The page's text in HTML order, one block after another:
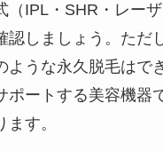
（IPL・SHR・レー
認しましょう。ただ
ような永久脱毛はで
ポートする美容機器
す。